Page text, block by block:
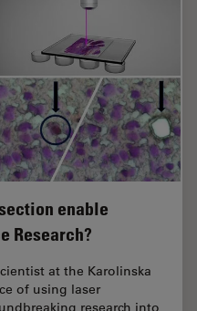
enable
Research?
at the Karolinska
of using laser
research into